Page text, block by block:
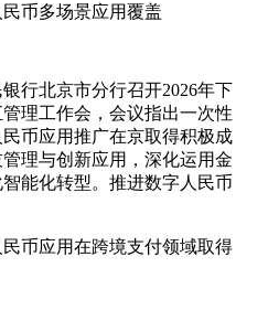
币多场景应用覆盖
行北京市分行召开2026年下
理工作会，会议指出一次性
币应用推广在京取得积极成
理与创新应用，深化运用金
能化转型。推进数字人民币
币应用在跨境支付领域取得